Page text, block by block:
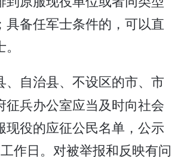
具备任军士条件的，可以直
自治县、不设区的市、市
征兵办公室应当及时向社会
现役的应征公民名单，公示
作日。对被举报和反映有问